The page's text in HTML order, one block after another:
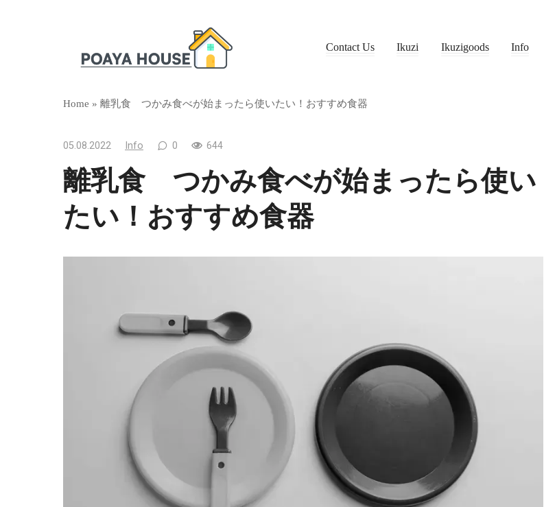
Contact Us Ikuzi Ikuzigoods Info
Home » 離乳食 つかみ食べが始まったら使いたい！おすすめ食器
05.08.2022 Info 0 644
離乳食 つかみ食べが始まったら使い
たい！おすすめ食器